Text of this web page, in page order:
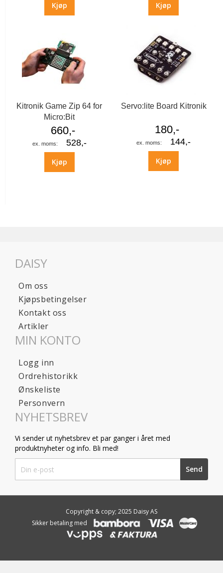
Kjøp Kjøp
Kitronik Game Zip 64 for
Micro:Bit
660,-
528,-
Kjøp
Servo:lite Board Kitronik
180,-
144,-
Kjøp
DAISY
Om oss
Kjøpsbetingelser
Kontakt oss
Artikler
MIN KONTO
Logg inn
Ordrehistorikk
Ønskeliste
Personvern
NYHETSBREV
Vi sender ut nyhetsbrev et par ganger i året med
produktnyheter og info. Bli med!
Up
for
Send
Copyright & copy; 2025 Daisy AS
Sikker betaling med